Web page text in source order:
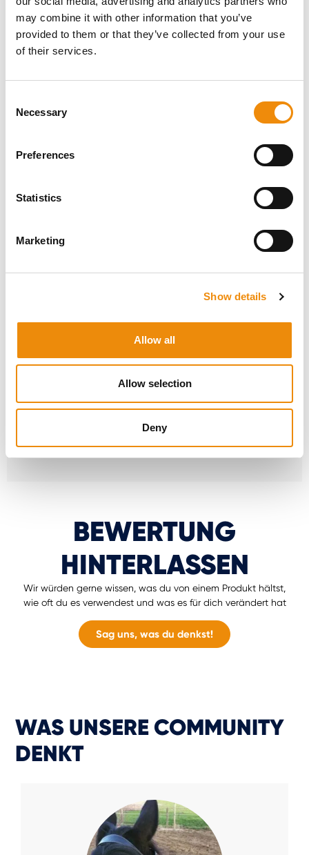
may combine it with other information that you’ve
provided to them or that they’ve collected from your use
of their services.
Selection
Necessary
Preferences
Statistics
Marketing
Show details
Allow all
Allow selection
Deny
PRODUKT? WIR
SIND FÜR SIE DA
geeignet ist? Fragen Sie uns einfach! Sie
Online-Rationsrechner
MyCavalor.com ist eine schnelle,
benutzerfreundliche Online-Ressource, die
Handumdrehen zu berechnen.
Zu MyCavalor gehen
BEWERTUNG
HINTERLASSEN
Wir würden gerne wissen, was du von einem Produkt hältst,
wie oft du es verwendest und was es für dich verändert hat
Sag uns, was du denkst!
WAS UNSERE COMMUNITY
DENKT